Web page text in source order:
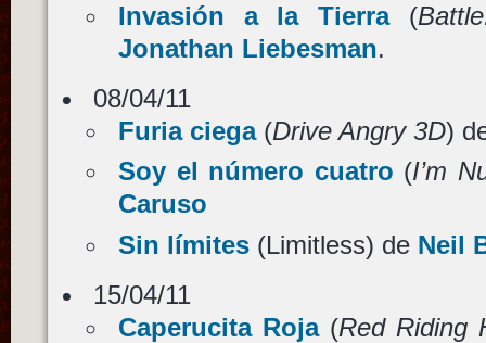
Invasión a la Tierra(
Jonathan Liebesman.
08/04/11
Furia ciega(Drive Angry 3D)
Soy el número cuatro (I’m
Caruso
Sin límites(Limitless) de Neil
15/04/11
Caperucita Roja(Red Riding